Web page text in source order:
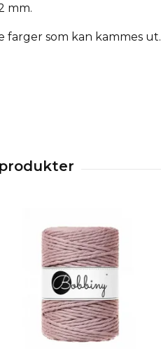
mm.
farger som kan kammes ut.